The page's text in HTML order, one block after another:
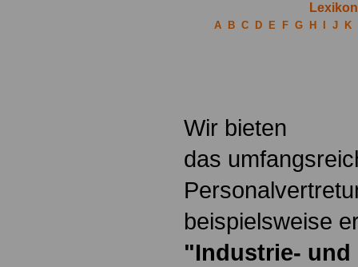
A B C D E F G H J K
Wir bieten
das
beispielsweise
"Industrie- und